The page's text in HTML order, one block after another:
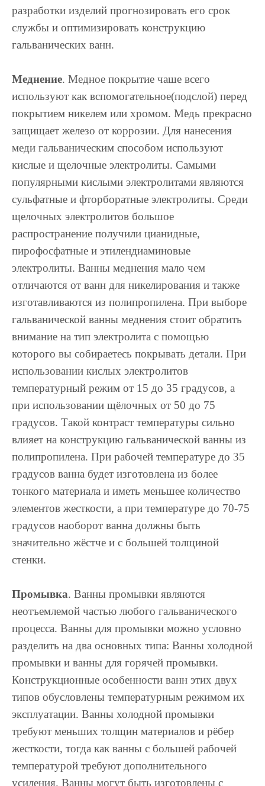
разработки изделий прогнозировать его срок
службы и оптимизировать конструкцию
гальванических ванн.
Меднение. Медное покрытие чаше всего
используют как вспомогательное(подслой) перед
покрытием никелем или хромом. Медь прекрасно
защищает железо от коррозии. Для нанесения
меди гальваническим способом используют
кислые и щелочные электролиты. Самыми
популярными кислыми электролитами являются
сульфатные и фторборатные электролиты. Среди
щелочных электролитов большое
распространение получили цианидные,
пирофосфатные и этилендиаминовые
электролиты. Ванны меднения мало чем
отличаются от ванн для никелирования и также
изготавливаются из полипропилена. При выборе
гальванической ванны меднения стоит обратить
внимание на тип электролита с помощью
которого вы собираетесь покрывать детали. При
использовании кислых электролитов
температурный режим от 15 до 35 градусов, а
при использовании щёлочных от 50 до 75
градусов. Такой контраст температуры сильно
влияет на конструкцию гальванической ванны из
полипропилена. При рабочей температуре до 35
градусов ванна будет изготовлена из более
тонкого материала и иметь меньшее количество
элементов жесткости, а при температуре до 70-75
градусов наоборот ванна должны быть
значительно жёстче и с большей толщиной
стенки.
Промывка. Ванны промывки являются
неотъемлемой частью любого гальванического
процесса. Ванны для промывки можно условно
разделить на два основных типа: Ванны холодной
промывки и ванны для горячей промывки.
Конструкционные особенности ванн этих двух
типов обусловлены температурным режимом их
эксплуатации. Ванны холодной промывки
требуют меньших толщин материалов и рёбер
жесткости, тогда как ванны с большей рабочей
температурой требуют дополнительного
усиления. Ванны могут быть изготовлены с